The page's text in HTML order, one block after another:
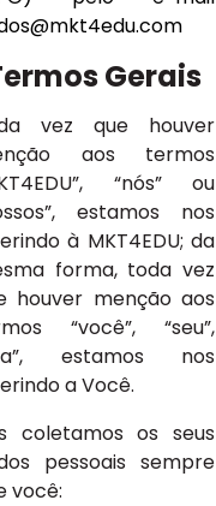
Gerais
vez que houver
aos termos
“nós” ou
estamos nos
à MKT4EDU; da
forma, toda vez
houver menção aos
“você”, “seu”,
estamos nos
a Você.
coletamos os seus
pessoais sempre
você: